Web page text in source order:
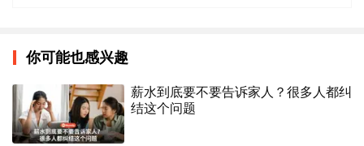
你可能也感兴趣
薪水到底要不要告诉家人？很多人都纠
结这个问题